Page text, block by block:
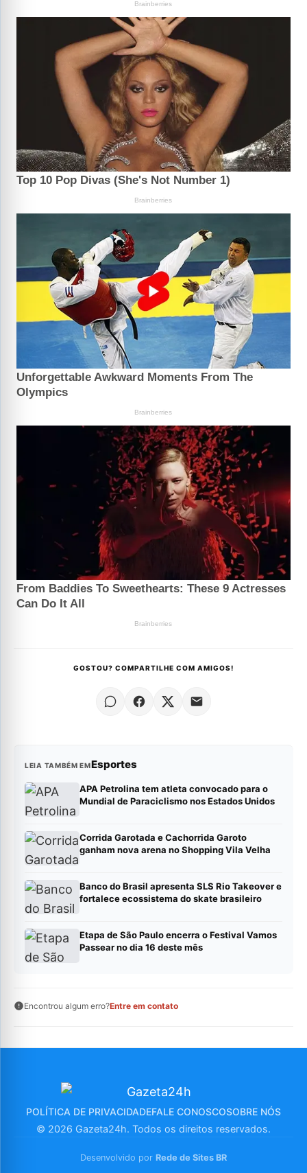
GOSTOU? COMPARTILHE COM AMIGOS!
LEIA TAMBÉM EMEsportes
APA Petrolina tem atleta convocado para o
Mundial de Paraciclismo nos Estados Unidos
Corrida Garotada e Cachorrida Garoto
ganham nova arena no Shopping Vila Velha
Banco do Brasil apresenta SLS Rio Takeover e
fortalece ecossistema do skate brasileiro
Etapa de São Paulo encerra o Festival Vamos
Passear no dia 16 deste mês
Encontrou algum erro?Entre em contato
POLÍTICA DE PRIVACIDADEFALE CONOSCOSOBRE NÓS
© 2026 Gazeta24h. Todos os direitos reservados.
Desenvolvido por Rede de Sites BR